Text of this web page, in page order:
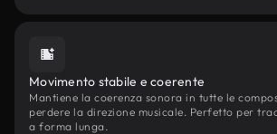
Movimento stabile e coerente
Mantiene la coerenza sonora in tutte le
perdere la direzione musicale. Perfetto per
a forma lunga.